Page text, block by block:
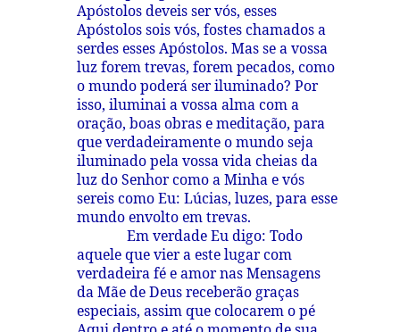
Apóstolos deveis ser vós, esses
Apóstolos sois vós, fostes chamados a
serdes esses Apóstolos. Mas se a vossa
luz forem trevas, forem pecados, como
o mundo poderá ser iluminado? Por
isso, iluminai a vossa alma com a
oração, boas obras e meditação, para
que verdadeiramente o mundo seja
iluminado pela vossa vida cheias da
luz do Senhor como a Minha e vós
sereis como Eu: Lúcias, luzes, para esse
mundo envolto em trevas.
Em verdade Eu digo: Todo
aquele que vier a este lugar com
verdadeira fé e amor nas Mensagens
da Mãe de Deus receberão graças
especiais, assim que colocarem o pé